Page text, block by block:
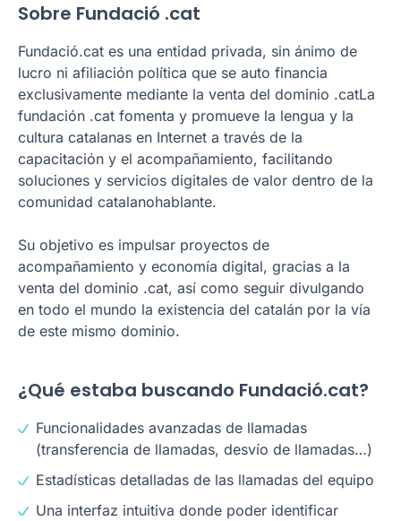
Sobre Fundació .cat
Fundació.cat es una entidad privada, sin ánimo de
lucro ni afiliación política que se auto financia
exclusivamente mediante la venta del dominio .catLa
fundación .cat fomenta y promueve la lengua y la
cultura catalanas en Internet a través de la
capacitación y el acompañamiento, facilitando
soluciones y servicios digitales de valor dentro de la
comunidad catalanohablante.
Su objetivo es impulsar proyectos de
acompañamiento y economía digital, gracias a la
venta del dominio .cat, así como seguir divulgando
en todo el mundo la existencia del catalán por la vía
de este mismo dominio.
¿Qué estaba buscando Fundació.cat?
Funcionalidades avanzadas de llamadas
(transferencia de llamadas, desvío de llamadas…)
Estadísticas detalladas de las llamadas del equipo
Una interfaz intuitiva donde poder identificar